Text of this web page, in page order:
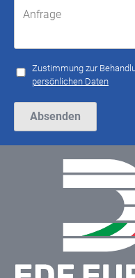
Zustimmung zur
persönlichen Daten
Bitte lasse dieses